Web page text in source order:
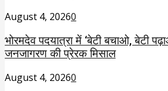
August 4, 20260
भोरमदेव पदयात्रा में ‘बेटी बचाओ, बेटी
जनजागरण की प्रेरक मिसाल
August 4, 20260